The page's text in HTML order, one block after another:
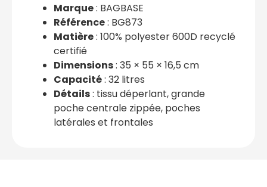
Marque: BAGBASE
Référence: BG873
Matière: 100% polyester 600D recyclé
certifié
Dimensions: 35 × 55 × 16,5 cm
Capacité: 32 litres
Détails: tissu déperlant, grande
poche centrale zippée, poches
latérales et frontales